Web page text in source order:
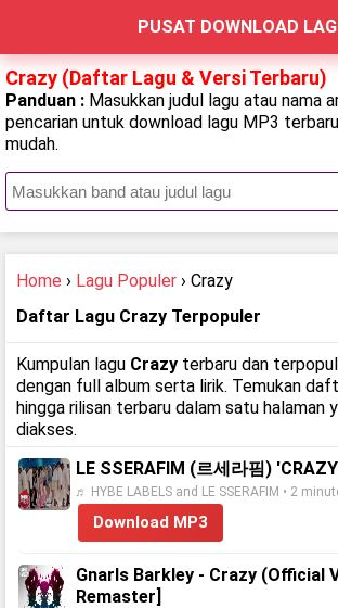
PUSAT DOWNLOAD
Crazy (Daftar Lagu & Versi Terbaru)
Panduan : Masukkan judul lagu atau nama
pencarian untuk download lagu MP3
mudah.
Home › Lagu Populer › Crazy
Daftar Lagu Crazy Terpopuler
Kumpulan lagu Crazy terbaru dan
dengan full album serta lirik. Temukan
hingga rilisan terbaru dalam satu halaman
diakses.
LE SSERAFIM (르세라핌)
♬ HYBE LABELS and LE SSERAFIM • 2
Download MP3
Gnarls Barkley - Crazy (Official
Remaster]